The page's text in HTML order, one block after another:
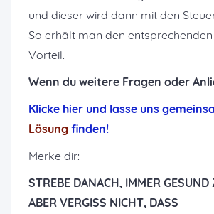
und dieser wird dann mit den
So erhält man den
Vorteil.
Wenn du weitere Fragen oder
Klicke hier und lasse uns
Lösung finden!
Merke dir:
STREBE DANACH, IMMER GESUND
ABER VERGISS NICHT, DASS